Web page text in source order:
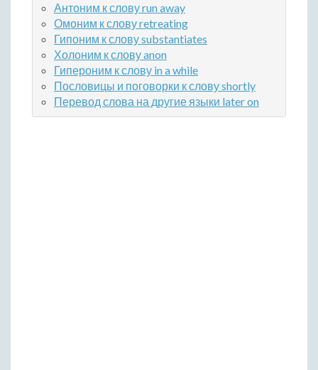
Антоним к слову run away
Омоним к слову retreating
Гипоним к слову substantiates
Холоним к слову anon
Гипероним к слову in a while
Пословицы и поговорки к слову shortly
Перевод слова на другие языки later on